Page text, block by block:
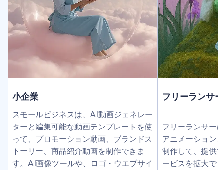
小企業
スモールビジネスは、AI動画ジェネレー
ターと編集可能な動画テンプレートを使
って、プロモーション動画、ブランドス
トーリー、商品紹介動画を制作できま
す。AI画像ツールや、ロゴ・ウエブサイ
フリーランサ
フリーランサ
アニメーショ
制作して、提
ービスを拡大